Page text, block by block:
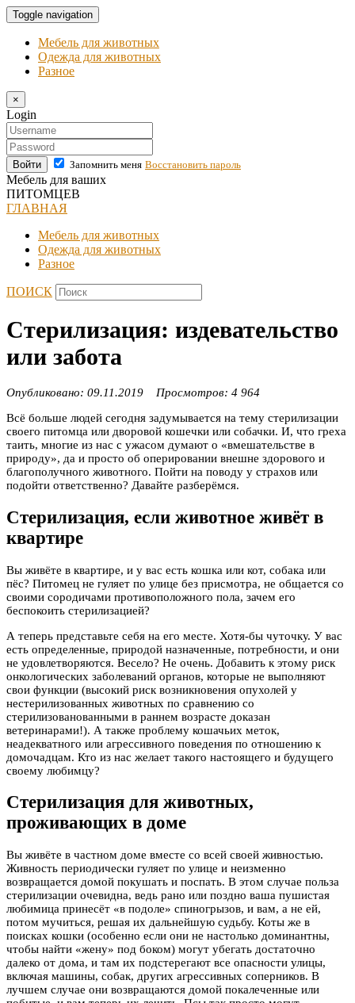
Toggle navigation
Мебель для животных
Одежда для животных
Разное
×
Login
Войти Запомнить меня Восстановить пароль
Мебель для ваших
ПИТОМЦЕВ
ГЛАВНАЯ
Мебель для животных
Одежда для животных
Разное
ПОИСК
Стерилизация: издевательство
или забота
Опубликовано: 09.11.2019 Просмотров: 4 964
Всё больше людей сегодня задумывается на тему стерилизации
своего питомца или дворовой кошечки или собачки. И, что греха
таить, многие из нас с ужасом думают о «вмешательстве в
природу», да и просто об оперировании внешне здорового и
благополучного животного. Пойти на поводу у страхов или
подойти ответственно? Давайте разберёмся.
Стерилизация, если животное живёт в
квартире
Вы живёте в квартире, и у вас есть кошка или кот, собака или
пёс? Питомец не гуляет по улице без присмотра, не общается со
своими сородичами противоположного пола, зачем его
беспокоить стерилизацией?
А теперь представьте себя на его месте. Хотя-бы чуточку. У вас
есть определенные, природой назначенные, потребности, и они
не удовлетворяются. Весело? Не очень. Добавить к этому риск
онкологических заболеваний органов, которые не выполняют
свои функции (высокий риск возникновения опухолей у
нестерилизованных животных по сравнению со
стерилизованованными в раннем возрасте доказан
ветеринарами!). А также проблему кошачьих меток,
неадекватного или агрессивного поведения по отношению к
домочадцам. Кто из нас желает такого настоящего и будущего
своему любимцу?
Стерилизация для животных,
проживающих в доме
Вы живёте в частном доме вместе со всей своей живностью.
Живность периодически гуляет по улице и неизменно
возвращается домой покушать и поспать. В этом случае польза
стерилизации очевидна, ведь рано или поздно ваша пушистая
любимица принесёт «в подоле» спиногрызов, и вам, а не ей,
потом мучиться, решая их дальнейшую судьбу. Коты же в
поисках кошки (особенно если они не настолько доминантны,
чтобы найти «жену» под боком) могут убегать достаточно
далеко от дома, и там их подстерегают все опасности улицы,
включая машины, собак, других агрессивных соперников. В
лучшем случае они возвращаются домой покалеченные или